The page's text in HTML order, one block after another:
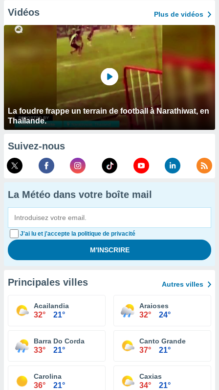
Vidéos Plus de vidéos
La foudre frappe un terrain de football à Narathiwat, en
Thaïlande.
Suivez-nous
La Météo dans votre boîte mail
J'ai lu et j'accepte la politique de privacité
Principales villes Autres villes
Acailandia
32° 21°
Araioses
32° 24°
Barra Do Corda
33° 21°
Canto Grande
37° 21°
Carolina
36° 21°
Caxias
34° 21°